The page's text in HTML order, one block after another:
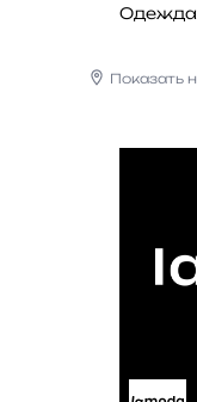
Одежда
Показать